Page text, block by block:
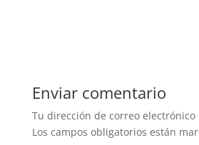
Enviar comentario
Tu dirección de correo
Los campos obligatorios están